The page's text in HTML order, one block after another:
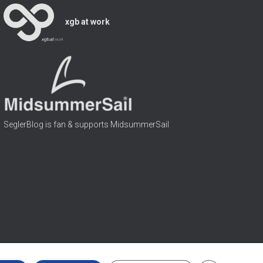
r
xgb at work
SeglerBlog is fan & supports MidsummerSail